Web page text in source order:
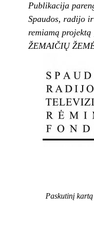
Publikacija
Spaudos, radijo
remiamą
ŽEMAIČIŲ
Paskutinį